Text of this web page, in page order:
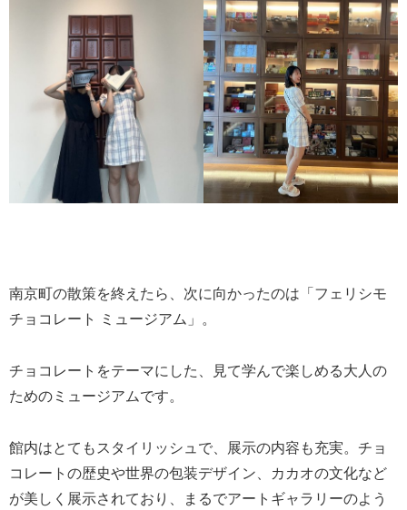
南京町の散策を終えたら、次に向かったのは「フェリシモ
チョコレート ミュージアム」。
チョコレートをテーマにした、見て学んで楽しめる大人の
ためのミュージアムです。
館内はとてもスタイリッシュで、展示の内容も充実。チョ
コレートの歴史や世界の包装デザイン、カカオの文化など
が美しく展示されており、まるでアートギャラリーのよう